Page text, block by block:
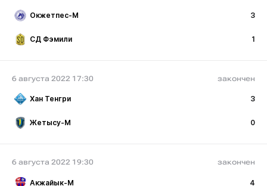
Окжетпес-М 3
СД Фэмили 1
6 августа 2022 17:30 закончен
Хан Тенгри 3
Жетысу-М 0
6 августа 2022 19:30 закончен
Акжайык-М 4